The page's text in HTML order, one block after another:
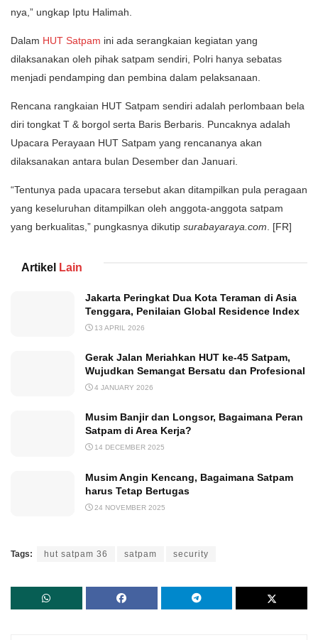
nya,” ungkap Iptu Halimah.
Dalam HUT Satpam ini ada serangkaian kegiatan yang
dilaksanakan oleh pihak satpam sendiri, Polri hanya sebatas
menjadi pendamping dan pembina dalam pelaksanaan.
Rencana rangkaian HUT Satpam sendiri adalah perlombaan bela
diri tongkat T & borgol serta Baris Berbaris. Puncaknya adalah
Upacara Perayaan HUT Satpam yang rencananya akan
dilaksanakan antara bulan Desember dan Januari.
“Tentunya pada upacara tersebut akan ditampilkan pula peragaan
yang keseluruhan ditampilkan oleh anggota-anggota satpam
yang berkualitas,” pungkasnya dikutip surabayaraya.com . [FR]
Artikel Lain
Jakarta Peringkat Dua Kota Teraman di Asia
Tenggara, Penilaian Global Residence Index
13 APRIL 2026
Gerak Jalan Meriahkan HUT ke-45 Satpam,
Wujudkan Semangat Bersatu dan Profesional
4 JANUARY 2026
Musim Banjir dan Longsor, Bagaimana Peran
Satpam di Area Kerja?
14 DECEMBER 2025
Musim Angin Kencang, Bagaimana Satpam
harus Tetap Bertugas
24 NOVEMBER 2025
Tags: hut satpam 36 satpam security